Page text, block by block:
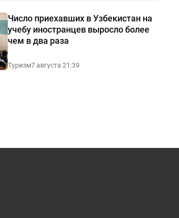
Число приехавших в Узбекистан на
учебу иностранцев выросло более
чем в два раза
Туризм7 августа 21:39